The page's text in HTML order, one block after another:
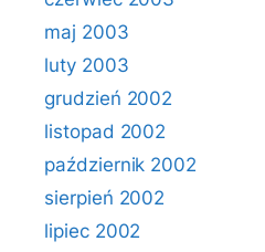
maj 2003
luty 2003
grudzień 2002
listopad 2002
październik 2002
sierpień 2002
lipiec 2002